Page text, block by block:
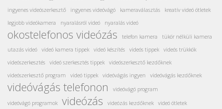
ingyenes videószerkesztő
ingyenes videóvágó kameraválasztás
kreatív videó ötletek
legjobb videókamera
nyaralásról videó nyaralás videó
okostelefonos videózás telefon kamera
tükör nélküli kamera
utazás videó
videó kamera tippek videó készítés videós tippek
videós trükkök
videószerkesztés
videó szerkesztés tippek
videószerkesztő kezdőknek
videószerkesztő program
videó tippek videóvágás ingyen videóvágás kezdőknek
videóvágás telefonon
videóvágó program
videóvágó programok
videózás videózás kezdőknek
videó ötletek